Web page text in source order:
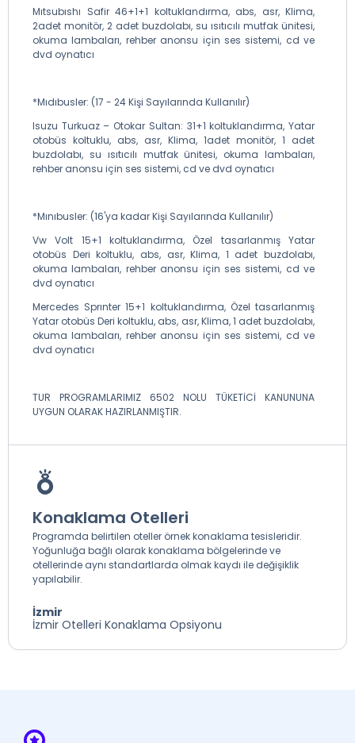
Mıtsubıshı Safir 46+1+1 koltuklandırma, abs, asr, Klima,
2adet monitör, 2 adet buzdolabı, su ısıtıcılı mutfak ünitesi,
okuma lambaları, rehber anonsu için ses sistemi, cd ve
dvd oynatıcı
*Mıdıbusler: (17 - 24 Kişi Sayılarında Kullanılır)
Isuzu Turkuaz – Otokar Sultan: 31+1 koltuklandırma, Yatar
otobüs koltuklu, abs, asr, Klima, 1adet monitör, 1 adet
buzdolabı, su ısıtıcılı mutfak ünitesi, okuma lambaları,
rehber anonsu için ses sistemi, cd ve dvd oynatıcı
*Mınıbusler: (16'ya kadar Kişi Sayılarında Kullanılır)
Vw Volt 15+1 koltuklandırma, Özel tasarlanmış Yatar
otobüs Deri koltuklu, abs, asr, Klima, 1 adet buzdolabı,
okuma lambaları, rehber anonsu için ses sistemi, cd ve
dvd oynatıcı
Mercedes Sprınter 15+1 koltuklandırma, Özel tasarlanmış
Yatar otobüs Deri koltuklu, abs, asr, Klima, 1 adet buzdolabı,
okuma lambaları, rehber anonsu için ses sistemi, cd ve
dvd oynatıcı
TUR PROGRAMLARIMIZ 6502 NOLU TÜKETİCİ KANUNUNA
UYGUN OLARAK HAZIRLANMIŞTIR.
Konaklama Otelleri
Programda belirtilen oteller örnek konaklama tesisleridir.
Yoğunluğa bağlı olarak konaklama bölgelerinde ve
otellerinde aynı standartlarda olmak kaydı ile değişiklik
yapılabilir.
İzmir
İzmir Otelleri Konaklama Opsiyonu